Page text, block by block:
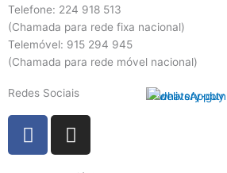
Telefone: 224 918 513
(Chamada para rede fixa nacional)
Telemóvel: 915 294 945
(Chamada para rede móvel nacional)
Redes Sociais
F
a
I
n